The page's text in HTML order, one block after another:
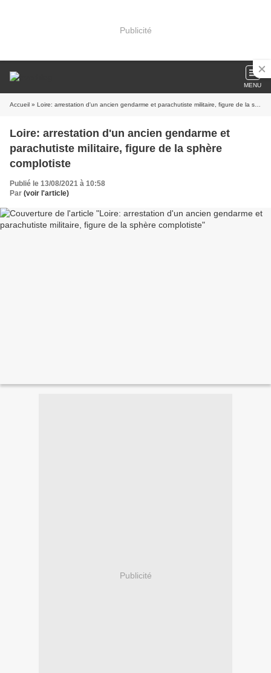
Publicité
MENU
Accueil » Loire: arrestation d'un ancien gendarme et parachutiste militaire, figure de la sphère complotiste
Loire: arrestation d'un ancien gendarme et
parachutiste militaire, figure de la sphère
complotiste
Publié le 13/08/2021 à 10:58
Par (voir l'article)
Publicité